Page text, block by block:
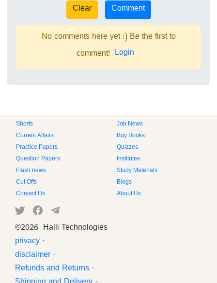
No comments here yet :) Be the first to
comment! Login
Shorts
Job News
Current Affairs
Buy Books
Practice Papers
Quizzes
Question Papers
Institutes
Flash news
Study Materials
Cut Offs
Blogs
Contact Us
About Us
©2026 Halli Technologies
privacy ·
disclaimer ·
Refunds and Returns ·